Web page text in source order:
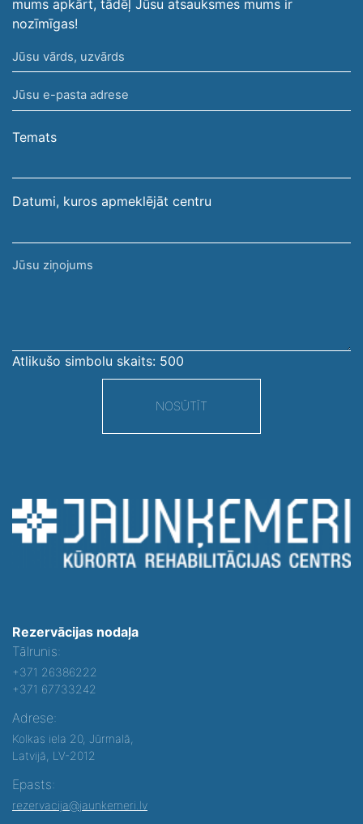
mums apkārt, tādēļ Jūsu atsauksmes mums ir
nozīmīgas!
Jūsu
vārds,
uzvārds
Jūsu
e-
pasta
Temats
Datumi, kuros apmeklējāt centru
Jūsu
Atlikušo simbolu skaits: 500
NOSŪTĪT
Rezervācijas nodaļa
Tālrunis:
+371 26386222
+371 67733242
Adrese:
Kolkas iela 20, Jūrmalā,
Latvijā, LV-2012
Epasts:
rezervacija@jaunkemeri.lv